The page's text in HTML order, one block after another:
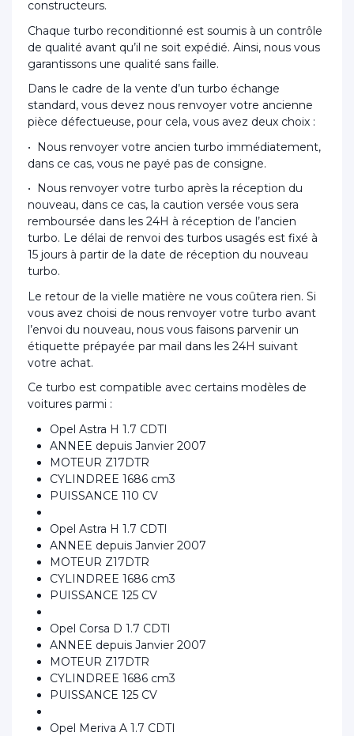
constructeurs.
Chaque turbo reconditionné est soumis à un contrôle
de qualité avant qu’il ne soit expédié. Ainsi, nous vous
garantissons une qualité sans faille.
Dans le cadre de la vente d’un turbo échange
standard, vous devez nous renvoyer votre ancienne
pièce défectueuse, pour cela, vous avez deux choix :
• Nous renvoyer votre ancien turbo immédiatement,
dans ce cas, vous ne payé pas de consigne.
• Nous renvoyer votre turbo après la réception du
nouveau, dans ce cas, la caution versée vous sera
remboursée dans les 24H à réception de l’ancien
turbo. Le délai de renvoi des turbos usagés est fixé à
15 jours à partir de la date de réception du nouveau
turbo.
Le retour de la vielle matière ne vous coûtera rien. Si
vous avez choisi de nous renvoyer votre turbo avant
l’envoi du nouveau, nous vous faisons parvenir un
étiquette prépayée par mail dans les 24H suivant
votre achat.
Ce turbo est compatible avec certains modèles de
voitures parmi :
Opel Astra H 1.7 CDTI
ANNEE depuis Janvier 2007
MOTEUR Z17DTR
CYLINDREE 1686 cm3
PUISSANCE 110 CV
Opel Astra H 1.7 CDTI
ANNEE depuis Janvier 2007
MOTEUR Z17DTR
CYLINDREE 1686 cm3
PUISSANCE 125 CV
Opel Corsa D 1.7 CDTI
ANNEE depuis Janvier 2007
MOTEUR Z17DTR
CYLINDREE 1686 cm3
PUISSANCE 125 CV
Opel Meriva A 1.7 CDTI